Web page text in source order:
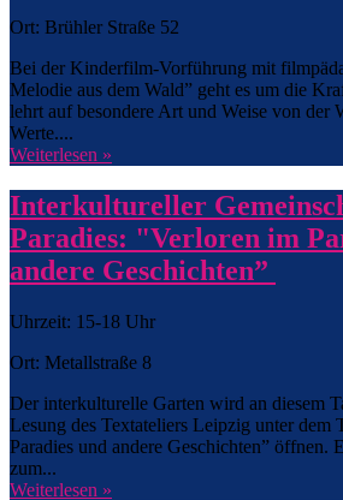
Ort: Brühler Straße 52
Bei der Kinderfilm-Vorführung mit
Melodie aus dem Wald” geht es um die
lehrt auf besondere Art und Weise von der
Werte....
Weiterlesen »
Interkultureller
Paradies: "Verloren im
andere Geschichten”
Uhrzeit: 15-18 Uhr
Ort: Metallstraße 8
Der interkulturelle Garten wird an diesem
Lesung des Textateliers Leipzig unter dem
Paradies und andere Geschichten” öffnen.
zum...
Weiterlesen »